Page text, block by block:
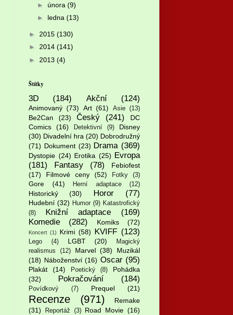
► února (9)
► ledna (13)
► 2015 (130)
► 2014 (141)
► 2013 (4)
Štítky
3D (184) Akční (124)
Animovaný (73) Art (61) Asie (13)
Be2Can (23) Český (241)
DC
Comics
(16) Detektivní (9)
Disney
(30) Divadelní hra (20) Dobrodružný
(71) Dokument (23) Drama (369)
Dystopie (24) Erotika (25)
Evropa
(181)
Fantasy (78)
Febiofest
(17)
Filmové ceny (52) Fotky (3)
Gore (41) Herní adaptace (12)
Historický (30) Horor (77)
Hudební (32) Humor (9) Katastrofický
(8)
Knižní adaptace
(169)
Komedie
(282) Komiks (72)
Koncert (1) Krimi (58) KVIFF (123)
Lego (4) LGBT (20)
Magický
realismus
(12) Marvel (38)
Muzikál
(18) Náboženství (16) Oscar (95)
Plakát (14) Poetický (8)
Pohádka
(32)
Pokračování (184)
Povídkový (7) Prequel (21)
Recenze (971)
Remake
(31)
Reportáž (3) Road Movie (16)